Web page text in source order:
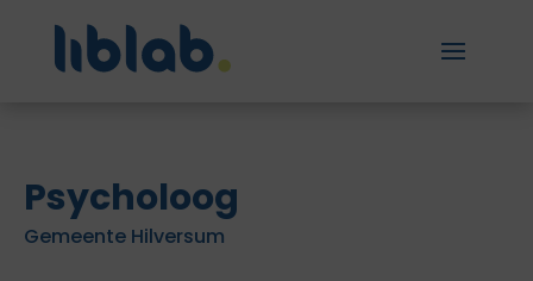
Psycholoog
Gemeente Hilversum